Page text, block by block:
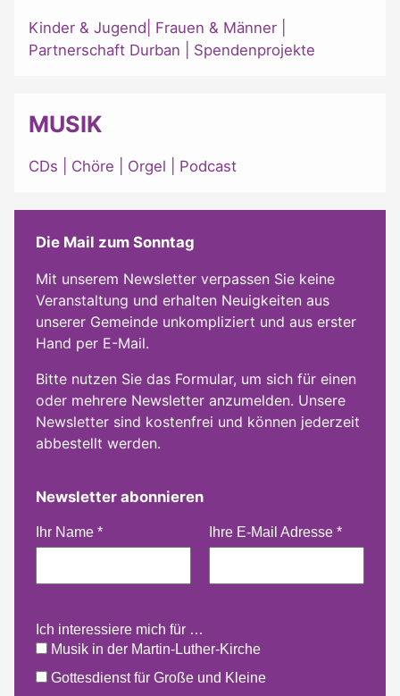
Kinder & Jugend Frauen & Männer
Partnerschaft Durban
Spendenprojekte
MUSIK
CDs Chöre Orgel Podcast
Die Mail zum Sonntag
Mit unserem Newsletter verpassen Sie keine
Veranstaltung und erhalten Neuigkeiten aus
unserer Gemeinde unkompliziert und aus erster
Hand per E-Mail.
Bitte nutzen Sie das Formular, um sich für einen
oder mehrere Newsletter anzumelden. Unsere
Newsletter sind kostenfrei und können jederzeit
abbestellt werden.
Newsletter abonnieren
Ihr Name * Ihre E-Mail Adresse *
Ich interessiere mich für …
Musik in der Martin-Luther-Kirche
Gottesdienst für Große und Kleine